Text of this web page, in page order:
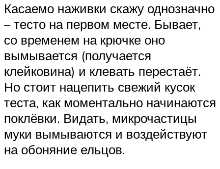
Касаемо наживки скажу однозначно
– тесто на первом месте. Бывает,
со временем на крючке оно
вымывается (получается
клейковина) и клевать перестаёт.
Но стоит нацепить свежий кусок
теста, как моментально начинаются
поклёвки. Видать, микрочастицы
муки вымываются и воздействуют
на обоняние ельцов.